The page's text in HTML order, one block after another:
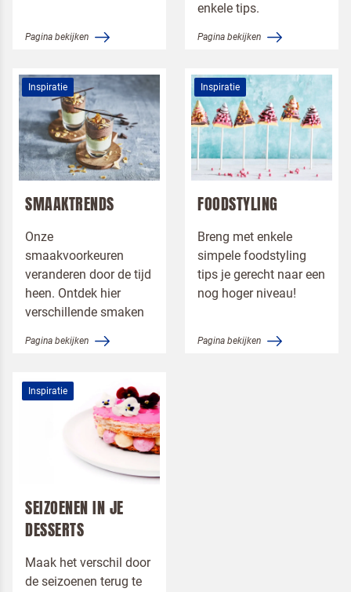
Pagina bekijken
enkele tips.
Pagina bekijken
Inspiratie
SMAAKTRENDS
Onze
smaakvoorkeuren
veranderen door de tijd
heen. Ontdek hier
verschillende smaken
Pagina bekijken
Inspiratie
FOODSTYLING
Breng met enkele
simpele foodstyling
tips je gerecht naar een
nog hoger niveau!
Pagina bekijken
Inspiratie
SEIZOENEN IN JE
DESSERTS
Maak het verschil door
de seizoenen terug te
Om spam te bestrijden, selecteer hieronder de
afbeelding van dePannenkoeken
Ik ben een horeca professional
Door op versturen te klikken, ga je akkoord met
VERSTUREN